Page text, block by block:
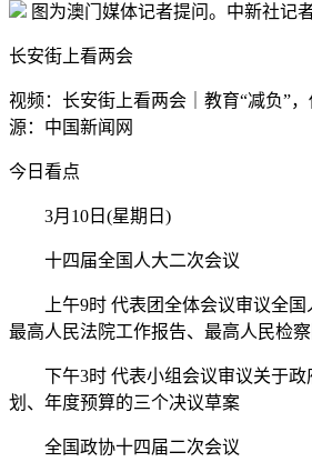
图为澳门媒体记者提问。中新社记
长安街上看两会
视频：长安街上看两会｜教育“减负”
源：中国新闻网
今日看点
3月10日(星期日)
十四届全国人大二次会议
上午9时 代表团全体会议审议全国
最高人民法院工作报告、最高人民检
下午3时 代表小组会议审议关于政
划、年度预算的三个决议草案
全国政协十四届二次会议